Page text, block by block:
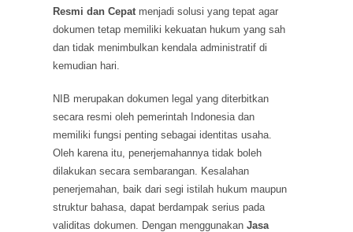
Resmi dan Cepat menjadi solusi yang tepat agar
dokumen tetap memiliki kekuatan hukum yang sah
dan tidak menimbulkan kendala administratif di
kemudian hari.
NIB merupakan dokumen legal yang diterbitkan
secara resmi oleh pemerintah Indonesia dan
memiliki fungsi penting sebagai identitas usaha.
Oleh karena itu, penerjemahannya tidak boleh
dilakukan secara sembarangan. Kesalahan
penerjemahan, baik dari segi istilah hukum maupun
struktur bahasa, dapat berdampak serius pada
validitas dokumen. Dengan menggunakanJasa